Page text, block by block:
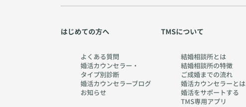
はじめての方へ
よくある質問
婚活カウンセラー・
タイプ別診断
婚活カウンセラーブログ
お知らせ
TMSについて
結婚相談所とは
結婚相談所の特徴
ご成婚までの流れ
婚活カウンセラーとは
婚活をサポートする
TMS専用アプリ